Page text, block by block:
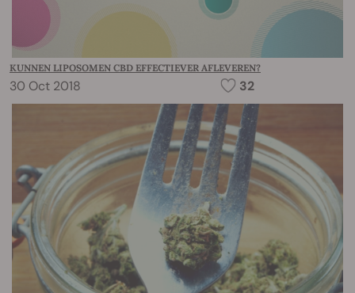
KUNNEN LIPOSOMEN CBD EFFECTIEVER AFLEVEREN?
30 Oct 2018 32